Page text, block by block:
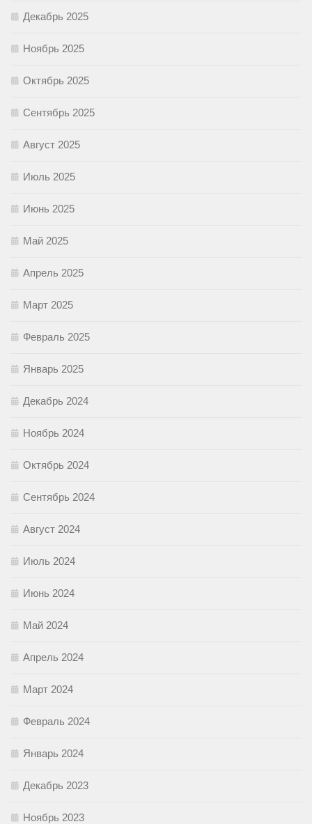
Декабрь 2025
Ноябрь 2025
Октябрь 2025
Сентябрь 2025
Август 2025
Июль 2025
Июнь 2025
Май 2025
Апрель 2025
Март 2025
Февраль 2025
Январь 2025
Декабрь 2024
Ноябрь 2024
Октябрь 2024
Сентябрь 2024
Август 2024
Июль 2024
Июнь 2024
Май 2024
Апрель 2024
Март 2024
Февраль 2024
Январь 2024
Декабрь 2023
Ноябрь 2023